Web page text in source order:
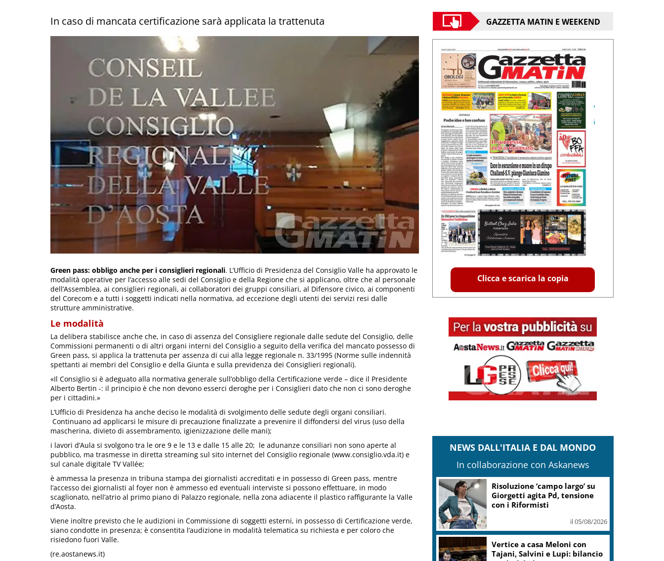
In caso di mancata certificazione sarà applicata la trattenuta
Green pass: obbligo anche per i consiglieri regionali. L’Ufficio di Presidenza del Consiglio Valle ha approvato le
modalità operative per l’accesso alle sedi del Consiglio e della Regione che si applicano, oltre che al personale
dell’Assemblea, ai consiglieri regionali, ai collaboratori dei gruppi consiliari, al Difensore civico, ai componenti
del Corecom e a tutti i soggetti indicati nella normativa, ad eccezione degli utenti dei servizi resi dalle
strutture amministrative.
Le modalità
La delibera stabilisce anche che, in caso di assenza del Consigliere regionale dalle sedute del Consiglio, delle
Commissioni permanenti o di altri organi interni del Consiglio a seguito della verifica del mancato possesso di
Green pass, si applica la trattenuta per assenza di cui alla legge regionale n. 33/1995 (Norme sulle indennità
spettanti ai membri del Consiglio e della Giunta e sulla previdenza dei Consiglieri regionali).
«Il Consiglio si è adeguato alla normativa generale sull’obbligo della Certificazione verde – dice il Presidente
Alberto Bertin -: il principio è che non devono esserci deroghe per i Consiglieri dato che non ci sono deroghe
per i cittadini.»
L’Ufficio di Presidenza ha anche deciso le modalità di svolgimento delle sedute degli organi consiliari.
Continuano ad applicarsi le misure di precauzione finalizzate a prevenire il diffondersi del virus (uso della
mascherina, divieto di assembramento, igienizzazione delle mani);
i lavori d’Aula si svolgono tra le ore 9 e le 13 e dalle 15 alle 20; le adunanze consiliari non sono aperte al
pubblico, ma trasmesse in diretta streaming sul sito internet del Consiglio regionale (www.consiglio.vda.it) e
sul canale digitale TV Vallée;
è ammessa la presenza in tribuna stampa dei giornalisti accreditati e in possesso di Green pass, mentre
l’accesso dei giornalisti al foyer non è ammesso ed eventuali interviste si possono effettuare, in modo
scaglionato, nell’atrio al primo piano di Palazzo regionale, nella zona adiacente il plastico raffigurante la Valle
d’Aosta.
Viene inoltre previsto che le audizioni in Commissione di soggetti esterni, in possesso di Certificazione verde,
siano condotte in presenza; è consentita l’audizione in modalità telematica su richiesta e per coloro che
risiedono fuori Valle.
(re.aostanews.it)
GAZZETTA MATIN E WEEKEND
Clicca e scarica la copia
NEWS DALL'ITALIA E DAL MONDO
In collaborazione con Askanews
Risoluzione ‘campo largo’ su
Giorgetti agita Pd, tensione
con i Riformisti
il 05/08/2026
Vertice a casa Meloni con
Tajani, Salvini e Lupi: bilancio